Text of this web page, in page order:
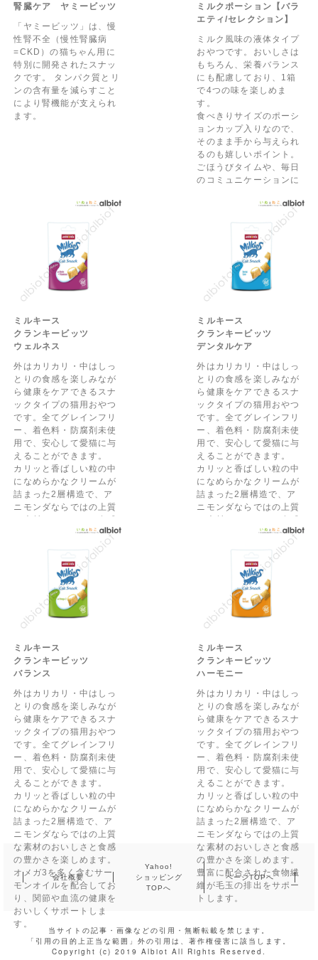
腎臓ケア ヤミービッツ
「ヤミービッツ」は、慢
性腎不全（慢性腎臓病
=CKD）の猫ちゃん用に
特別に開発されたスナッ
クです。 タンパク質とリ
ンの含有量を減らすこと
により腎機能が支えられ
ます。
ミルクポーション【バラ
エティ/セレクション】
ミルク風味の液体タイプ
おやつです。おいしさは
もちろん、栄養バランス
にも配慮しており、1箱
で4つの味を楽しめま
す。
食べきりサイズのポーシ
ョンカップ入りなので、
そのまま手から与えられ
るのも嬉しいポイント。
ごほうびタイムや、毎日
のコミュニケーションに
して、ごはんのトッピン
グとして、飲み水にいれ
て水分補給のサポートに
お使いください。
ミルキース
クランキービッツ
ウェルネス
外はカリカリ・中はしっ
とりの食感を楽しみなが
ら健康をケアできるスナ
ックタイプの猫用おやつ
です。全てグレインフリ
ー、着色料・防腐剤未使
用で、安心して愛猫に与
えることができます。
カリッと香ばしい粒の中
になめらかなクリームが
詰まった2層構造で、ア
ニモンダならではの上質
な素材のおいしさと食感
の豊かさを楽しめます。
ビタミンとビオチンがつ
ややかな毛艶と皮膚の健
康をおいしくサポートし
ミルキース
クランキービッツ
デンタルケア
外はカリカリ・中はしっ
とりの食感を楽しみなが
ら健康をケアできるスナ
ックタイプの猫用おやつ
です。全てグレインフリ
ー、着色料・防腐剤未使
用で、安心して愛猫に与
えることができます。
カリッと香ばしい粒の中
になめらかなクリームが
詰まった2層構造で、ア
ニモンダならではの上質
な素材のおいしさと食感
の豊かさを楽しめます。
歯石のつきにくい健康な
歯を保つビタミンC合成
物を独自に配合していま
ミルキース
クランキービッツ
バランス
外はカリカリ・中はしっ
とりの食感を楽しみなが
ら健康をケアできるスナ
ックタイプの猫用おやつ
です。全てグレインフリ
ー、着色料・防腐剤未使
用で、安心して愛猫に与
えることができます。
カリッと香ばしい粒の中
になめらかなクリームが
詰まった2層構造で、ア
ニモンダならではの上質
な素材のおいしさと食感
の豊かさを楽しめます。
オメガ3を多く含むサー
モンオイルを配合してお
り、関節や血流の健康を
おいしくサポートしま
す。
ミルキース
クランキービッツ
ハーモニー
外はカリカリ・中はしっ
とりの食感を楽しみなが
ら健康をケアできるスナ
ックタイプの猫用おやつ
です。全てグレインフリ
ー、着色料・防腐剤未使
用で、安心して愛猫に与
えることができます。
カリッと香ばしい粒の中
になめらかなクリームが
詰まった2層構造で、ア
ニモンダならではの上質
な素材のおいしさと食感
の豊かさを楽しめます。
豊富に配合された食物繊
維が毛玉の排出をサポー
トします。
会社概要
Yahoo!
ショッピング
TOPへ
ページTOPへ
当サイトの記事・画像などの引用・無断転載を禁じます。
「引用の目的上正当な範囲」外の引用は、著作権侵害に該当します。
Copyright (c) 2019 Albiot All Rights Reserved.